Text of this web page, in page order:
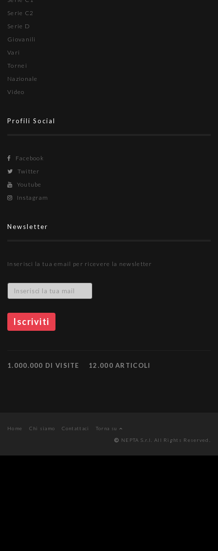
Serie C2
Serie D
Giovanili
Vari
Tornei
Nazionale
Video
Profili Social
Facebook
Twitter
Youtube
Instagram
Newsletter
Inserisci la tua email per ricevere la newsletter
1.000.000 DI VISITE 12.000 ARTICOLI
Home Chi siamo Contattaci
Torna su
NEPTA S.r.l. All Rights Reserved.